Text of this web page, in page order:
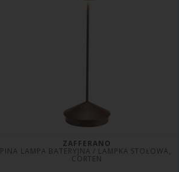
ZAFFERANO
PINA LAMPA BATERYJNA / LAMPKA STOŁOWA,
CORTEN